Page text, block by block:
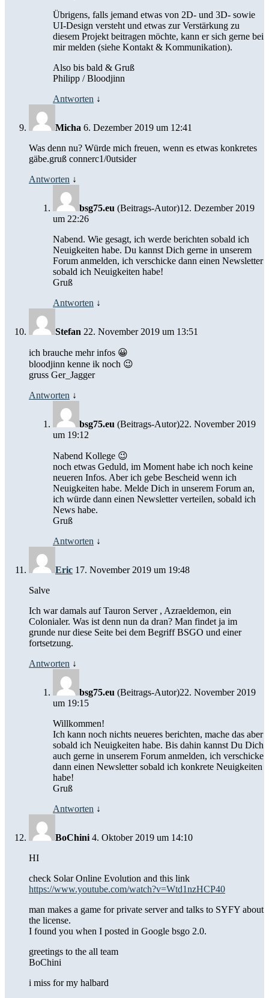
Übrigens, falls jemand etwas von 2D- und 3D- sowie
UI-Design versteht und etwas zur Verstärkung zu
diesem Projekt beitragen möchte, kann er sich gerne bei
mir melden (siehe Kontakt & Kommunikation).
Also bis bald & Gruß
Philipp / Bloodjinn
Antworten ↓
Micha 6. Dezember 2019 um 12:41
Was denn nu? Würde mich freuen, wenn es etwas konkretes
gäbe.gruß connerc1/0utsider
Antworten ↓
bsg75.eu (Beitrags-Autor)12. Dezember 2019
um 22:26
Nabend. Wie gesagt, ich werde berichten sobald ich
Neuigkeiten habe. Du kannst Dich gerne in unserem
Forum anmelden, ich verschicke dann einen Newsletter
sobald ich Neuigkeiten habe!
Gruß
Antworten ↓
Stefan 22. November 2019 um 13:51
ich brauche mehr infos 😀
bloodjinn kenne ik noch 😉
gruss Ger_Jagger
Antworten ↓
bsg75.eu (Beitrags-Autor)22. November 2019
um 19:12
Nabend Kollege 😉
noch etwas Geduld, im Moment habe ich noch keine
neueren Infos. Aber ich gebe Bescheid wenn ich
Neuigkeiten habe. Melde Dich in unserem Forum an,
ich würde dann einen Newsletter verteilen, sobald ich
News habe.
Gruß
Antworten ↓
Eric 17. November 2019 um 19:48
Salve
Ich war damals auf Tauron Server , Azraeldemon, ein
Colonialer. Was ist denn nun da dran? Man findet ja im
grunde nur diese Seite bei dem Begriff BSGO und einer
fortsetzung.
Antworten ↓
bsg75.eu (Beitrags-Autor)22. November 2019
um 19:15
Willkommen!
Ich kann noch nichts neueres berichten, mache das aber
sobald ich Neuigkeiten habe. Bis dahin kannst Du Dich
auch gerne in unserem Forum anmelden, ich verschicke
dann einen Newsletter sobald ich konkrete Neuigkeiten
habe!
Gruß
Antworten ↓
BoChini 4. Oktober 2019 um 14:10
HI
check Solar Online Evolution and this link
https://www.youtube.com/watch?v=Wtd1nzHCP40
man makes a game for private server and talks to SYFY about
the license.
I found you when I posted in Google bsgo 2.0.
greetings to the all team
BoChini
i miss for my halbard